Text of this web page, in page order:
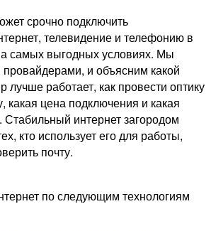
срочно подключить
телевидение и телефонию в
самых выгодных условиях. Мы
и объясним какой
лучше работает, как провести оптику
какая цена подключения и какая
Стабильный интернет загородом
кто использует его для работы,
почту.
по следующим технологиям